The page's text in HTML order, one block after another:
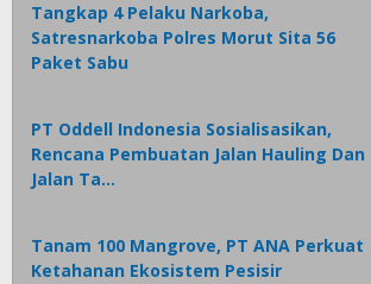
Tangkap 4 Pelaku Narkoba,
Satresnarkoba Polres Morut Sita 56
Paket Sabu
PT Oddell Indonesia Sosialisasikan,
Rencana Pembuatan Jalan Hauling Dan
Jalan Ta…
Tanam 100 Mangrove, PT ANA Perkuat
Ketahanan Ekosistem Pesisir